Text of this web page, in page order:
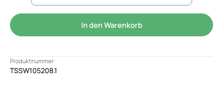
In den Warenkorb
Produktnummer:
TSSW105208.1